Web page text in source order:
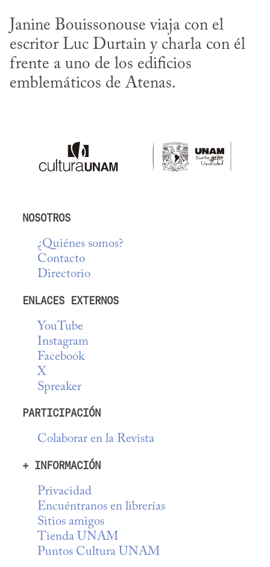
Janine Bouissonouse viaja con el
escritor Luc Durtain y charla con él
frente a uno de los edificios
emblemáticos de Atenas.
NOSOTROS
¿Quiénes somos?
Contacto
Directorio
ENLACES EXTERNOS
YouTube
Instagram
Facebook
X
Spreaker
PARTICIPACIÓN
Colaborar en la Revista
+ INFORMACIÓN
Privacidad
Encuéntranos en librerías
Sitios amigos
Tienda UNAM
Puntos Cultura UNAM